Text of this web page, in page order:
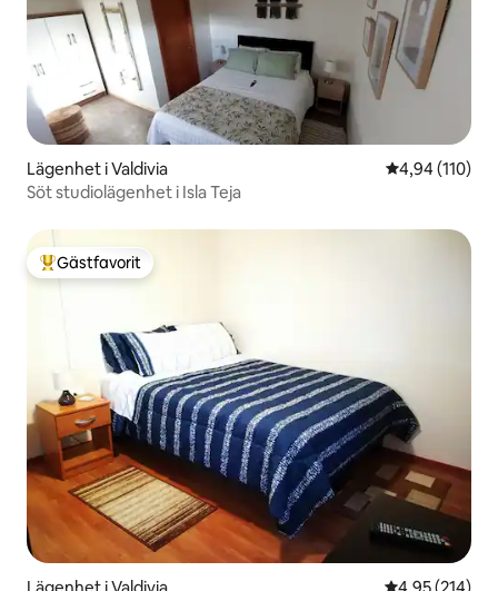
Lägenhet i Valdivia 4,94 av 5 i
4,94 (110)
Söt studiolägenhet i Isla Teja
Populär gästfavorit
Gästfavorit